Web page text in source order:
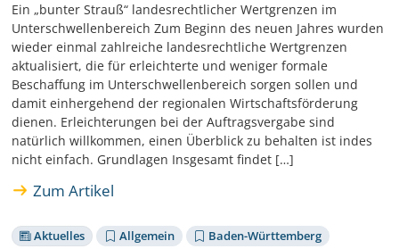
Ein „bunter Strauß“ landesrechtlicher Wertgrenzen im
Unterschwellenbereich Zum Beginn des neuen Jahres wurden
wieder einmal zahlreiche landesrechtliche Wertgrenzen
aktualisiert, die für erleichterte und weniger formale
Beschaffung im Unterschwellenbereich sorgen sollen und
damit einhergehend der regionalen Wirtschaftsförderung
dienen. Erleichterungen bei der Auftragsvergabe sind
natürlich willkommen, einen Überblick zu behalten ist indes
nicht einfach. Grundlagen Insgesamt findet […]
Zum Artikel
Aktuelles Allgemein
Baden-Württemberg